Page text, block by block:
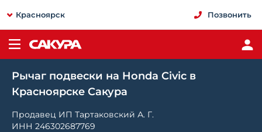
Красноярск Позвонить
Рычаг подвески на Honda Civic в
Красноярске Сакура
Продавец ИП Тартаковский А. Г.
ИНН 246302687769